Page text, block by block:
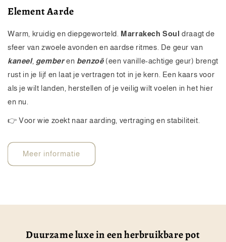
Element Aarde
Warm, kruidig en diepgeworteld. Marrakech Soul draagt de
sfeer van zwoele avonden en aardse ritmes. De geur van
kaneel, gemberen benzoë(een vanille-achtige geur) brengt
rust in je lijf en laat je vertragen tot in je kern. Een kaars voor
als je wilt landen, herstellen of je veilig wilt voelen in het hier
en nu.
👉 Voor wie zoekt naar aarding, vertraging en stabiliteit.
Meer informatie
Duurzame luxe in een herbruikbare pot